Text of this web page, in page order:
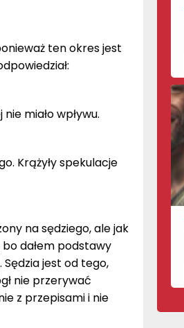
ten okres jest
miało wpływu.
Krążyły spekulacje
na sędziego, ale jak
dałem podstawy
jest od tego,
nie przerywać
z przepisami i nie